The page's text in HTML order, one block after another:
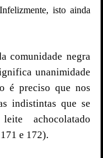
isto ainda
comunidade negra
unanimidade
é preciso que nos
indistintas que se
achocolatado
e 172).